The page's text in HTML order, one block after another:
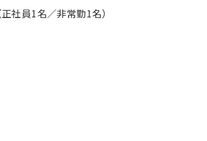
社員1名／非常勤1名）